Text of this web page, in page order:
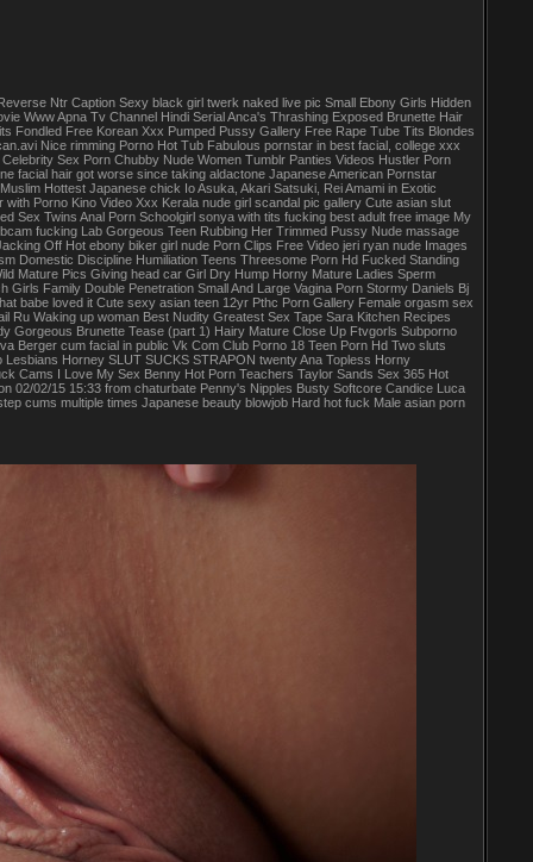
Ntr Caption Sexy black girl twerk naked live pic Small Ebony Girls Hidden
Www Apna Tv Channel Hindi Serial Anca's Thrashing Exposed Brunette Hair
Fondled Free Korean Xxx Pumped Pussy Gallery Free Rape Tube Tits Blondes
Nice rimming Porno Hot Tub Fabulous pornstar in best facial, college xxx
Sex Porn Chubby Nude Women Tumblr Panties Videos Hustler Porn
facial hair got worse since taking aldactone Japanese American Pornstar
Hottest Japanese chick Io Asuka, Akari Satsuki, Rei Amami in Exotic
Porno Kino Video Xxx Kerala nude girl scandal pic gallery Cute asian slut
Sex Twins Anal Porn Schoolgirl sonya with tits fucking best adult free image My
fucking Lab Gorgeous Teen Rubbing Her Trimmed Pussy Nude massage
Off Hot ebony biker girl nude Porn Clips Free Video jeri ryan nude Images
Domestic Discipline Humiliation Teens Threesome Porn Hd Fucked Standing
Mature Pics Giving head car Girl Dry Hump Horny Mature Ladies Sperm
Family Double Penetration Small And Large Vagina Porn Stormy Daniels Bj
babe loved it Cute sexy asian teen 12yr Pthc Porn Gallery Female orgasm sex
Ru Waking up woman Best Nudity Greatest Sex Tape Sara Kitchen Recipes
Gorgeous Brunette Tease (part 1) Hairy Mature Close Up Ftvgorls Subporno
Berger cum facial in public Vk Com Club Porno 18 Teen Porn Hd Two sluts
Horney SLUT SUCKS STRAPON twenty Ana Topless Horny
Cams I Love My Sex Benny Hot Porn Teachers Taylor Sands Sex 365 Hot
02/02/15 15:33 from chaturbate Penny's Nipples Busty Softcore Candice Luca
cums multiple times Japanese beauty blowjob Hard hot fuck Male asian porn